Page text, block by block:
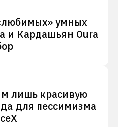
умных
и Кардашьян Oura
лишь красивую
для пессимизма